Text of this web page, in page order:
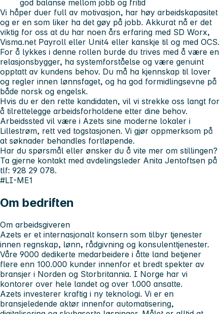
god balanse mellom jobb og fritid
Vi håper duer full av motivasjon, har høy arbeidskapasitet
og er en som liker ha det gøy på jobb. Akkurat nå er det
viktig for oss at du har noen års erfaring med SD Worx,
Visma.net Payroll eller Unit4 eller kanskje til og med OCS.
For å lykkes i denne rollen burde du trives med å være en
relasjonsbygger, ha systemforståelse og være genuint
opptatt av kundens behov. Du må ha kjennskap til lover
og regler innen lønnsfaget, og ha god formidlingsevne på
både norsk og engelsk.
Hvis du er den rette kandidaten, vil vi strekke oss langt for
å tilrettelegge arbeidsforholdene etter dine behov.
Arbeidssted vil være i Azets sine moderne lokaler i
Lillestrøm, rett ved togstasjonen. Vi gjør oppmerksom på
at søknader behandles fortløpende.
Har du spørsmål eller ønsker du å vite mer om stillingen?
Ta gjerne kontakt med avdelingsleder Anita Jentoftsen på
tlf: 928 29 078.
#LI-ME1
Om bedriften
Om arbeidsgiveren
Azets er et internasjonalt konsern som tilbyr tjenester
innen regnskap, lønn, rådgivning og konsulenttjenester.
Våre 9000 dedikerte medarbeidere i åtte land betjener
flere enn 100.000 kunder innenfor et bredt spekter av
bransjer i Norden og Storbritannia. I Norge har vi
kontorer over hele landet og over 1.000 ansatte.
Azets investerer kraftig i ny teknologi. Vi er en
bransjeledende aktør innenfor automatisering,